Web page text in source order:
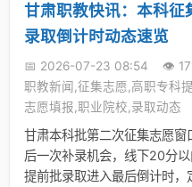
甘肃职教快讯：本科征
录取倒计时动态速览
📅 2026-07-23 08:54 👁️
职教新闻,征集志愿,高职专科
志愿填报,职业院校,录取动态
甘肃本科批第二次征集志愿
后一次补录机会，线下20分
提前批录取进入最后倒计时